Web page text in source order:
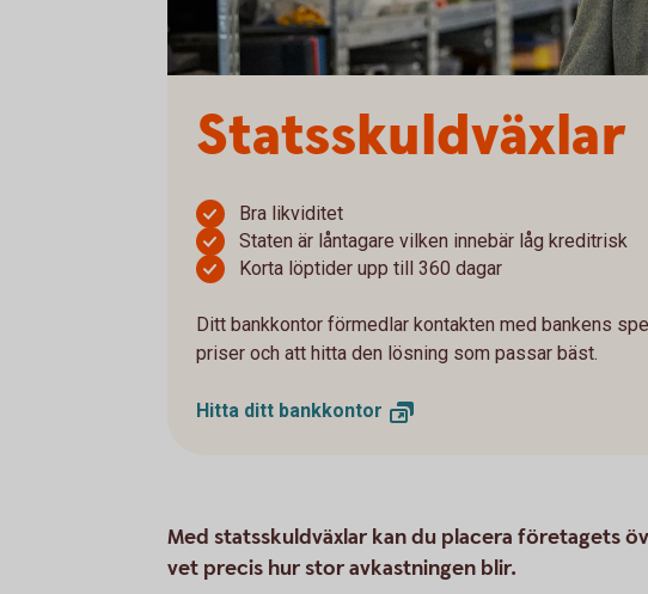
Statsskuldväxlar
Bra likviditet
Staten är låntagare vilken innebär låg kreditrisk
Korta löptider upp till 360 dagar
Ditt bankkontor förmedlar kontakten med bankens
priser och att hitta den lösning som passar bäst.
Hitta ditt bankkontor
Med statsskuldväxlar kan du placera företagets
vet precis hur stor avkastningen blir.